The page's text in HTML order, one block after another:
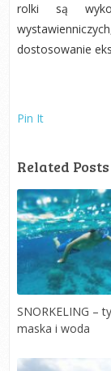
rolki są
dostosowanie
Pin It
Related Posts
SNORKELING –
maska i woda